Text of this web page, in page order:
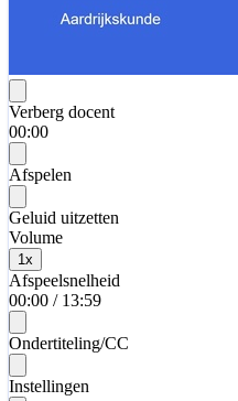
Verberg docent
00:00
Afspelen
Geluid uitzetten
Volume
1x
Afspeelsnelheid
00:00 / 13:59
Ondertiteling/CC
Instellingen